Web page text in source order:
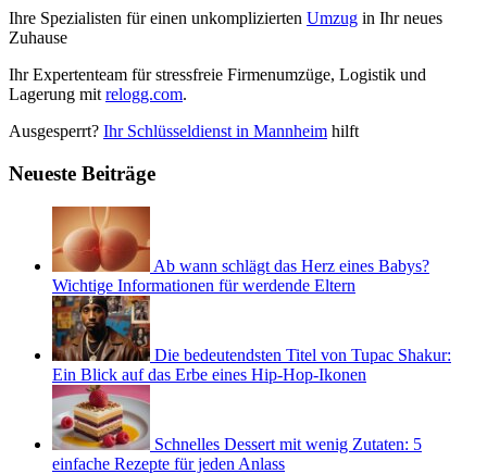
Ihre Spezialisten für einen unkomplizierten Umzug in Ihr neues
Zuhause
Ihr Expertenteam für stressfreie Firmenumzüge, Logistik und
Lagerung mit relogg.com.
Ausgesperrt? Ihr Schlüsseldienst in Mannheim hilft
Neueste Beiträge
Ab wann schlägt das Herz eines Babys?
Wichtige Informationen für werdende Eltern
Die bedeutendsten Titel von Tupac Shakur:
Ein Blick auf das Erbe eines Hip-Hop-Ikonen
Schnelles Dessert mit wenig Zutaten: 5
einfache Rezepte für jeden Anlass